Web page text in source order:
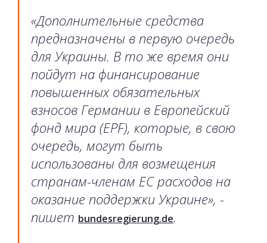
«Дополнительные средства
предназначены в первую очередь
для Украины. В то же время они
пойдут на финансирование
повышенных обязательных
взносов Германии в Европейский
фонд мира (EPF), которые, в свою
очередь, могут быть
использованы для возмещения
странам-членам ЕС расходов на
оказание поддержки Украине», -
пишет bundesregierung.de.